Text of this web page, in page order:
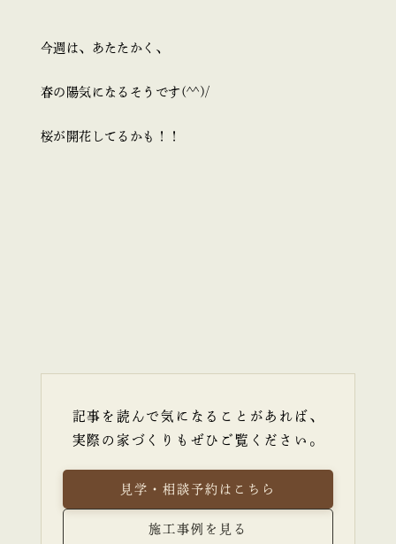
今週は、あたたかく、
春の陽気になるそうです(^^)/
桜が開花してるかも！！
記事を読んで気になることがあれば、
実際の家づくりもぜひご覧ください。
見学・相談予約はこちら
施工事例を見る